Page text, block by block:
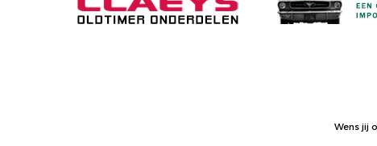
Wens jij